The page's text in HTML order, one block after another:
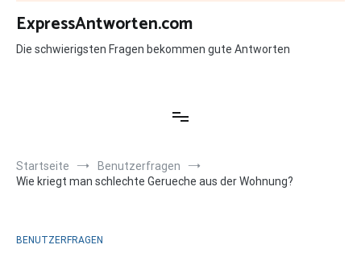
Zum
Inhalt
springen
ExpressAntworten.com
Die schwierigsten Fragen bekommen gute Antworten
Startseite
Benutzerfragen
Wie kriegt man schlechte Gerueche aus der Wohnung?
BENUTZERFRAGEN